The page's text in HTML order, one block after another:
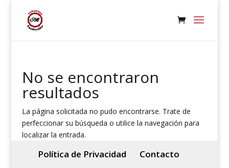
No se encontraron
resultados
La página solicitada no pudo encontrarse. Trate de
perfeccionar su búsqueda o utilice la navegación para
localizar la entrada.
Política de Privacidad Contacto